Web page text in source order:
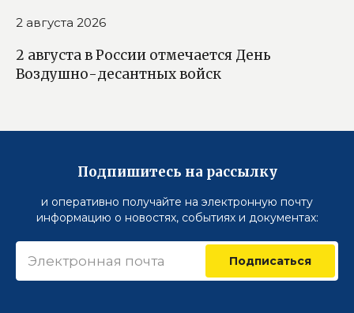
2 августа 2026
2 августа в России отмечается День
Воздушно-десантных войск
Подпишитесь на рассылку
и оперативно получайте на электронную почту
информацию о новостях, событиях и документах:
Подписаться